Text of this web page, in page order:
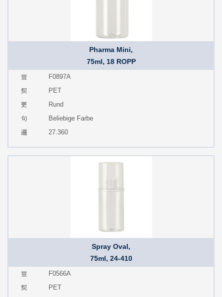
Pharma Mini,
75ml, 18 ROPP
F0897A
PET
Rund
Beliebige Farbe
27.360
Spray Oval,
75ml, 24-410
F0566A
PET